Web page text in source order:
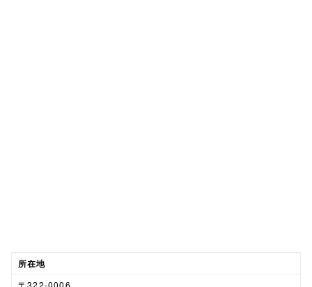
所在地
〒322-0006